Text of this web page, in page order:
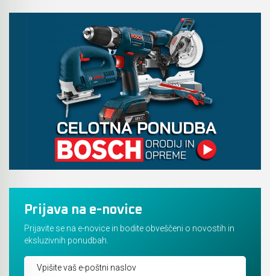
Prijava na e-novice
Prijavite se na e-novice in bodite obveščeni o novostih in
eksluzivnih ponudbah.